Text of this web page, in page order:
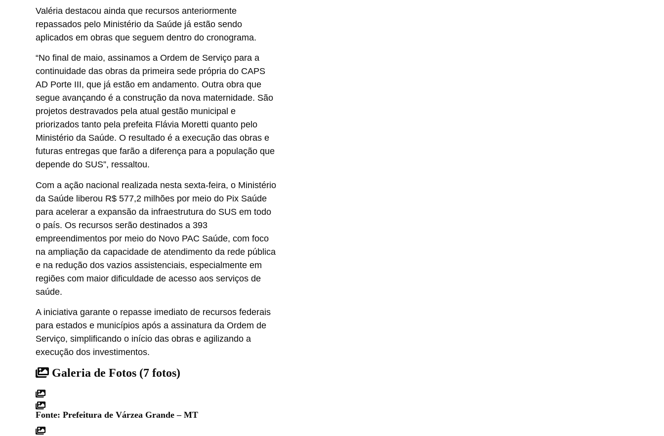
Valéria destacou ainda que recursos anteriormente
repassados pelo Ministério da Saúde já estão sendo
aplicados em obras que seguem dentro do cronograma.
“No final de maio, assinamos a Ordem de Serviço para a
continuidade das obras da primeira sede própria do CAPS
AD Porte III, que já estão em andamento. Outra obra que
segue avançando é a construção da nova maternidade. São
projetos destravados pela atual gestão municipal e
priorizados tanto pela prefeita Flávia Moretti quanto pelo
Ministério da Saúde. O resultado é a execução das obras e
futuras entregas que farão a diferença para a população que
depende do SUS”, ressaltou.
Com a ação nacional realizada nesta sexta-feira, o Ministério
da Saúde liberou R$ 577,2 milhões por meio do Pix Saúde
para acelerar a expansão da infraestrutura do SUS em todo
o país. Os recursos serão destinados a 393
empreendimentos por meio do Novo PAC Saúde, com foco
na ampliação da capacidade de atendimento da rede pública
e na redução dos vazios assistenciais, especialmente em
regiões com maior dificuldade de acesso aos serviços de
saúde.
A iniciativa garante o repasse imediato de recursos federais
para estados e municípios após a assinatura da Ordem de
Serviço, simplificando o início das obras e agilizando a
execução dos investimentos.
Galeria de Fotos (7 fotos)
Fonte: Prefeitura de Várzea Grande – MT